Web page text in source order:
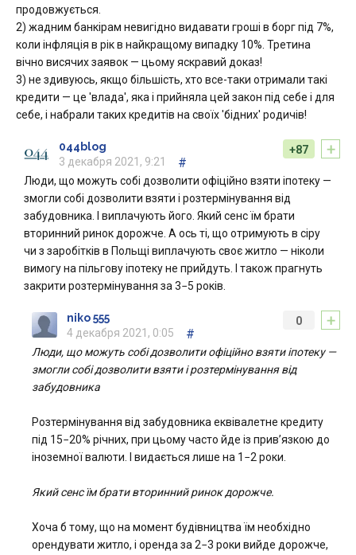
продовжується.
2) жадним банкірам невигідно видавати гроші в борг під 7%,
коли інфляція в рік в найкращому випадку 10%. Третина
вічно висячих заявок — цьому яскравий доказ!
3) не здивуюсь, якщо більшість, хто все-таки отримали такі
кредити — це 'влада', яка і прийняла цей закон під себе і для
себе, і набрали таких кредитів на своїх 'бідних' родичів!
+
+87
044blog
3 декабря 2021, 9:21
#
Люди, що можуть собі дозволити офіційно взяти іпотеку —
змогли собі дозволити взяти і розтермінування від
забудовника. І виплачують його. Який сенс їм брати
вторинний ринок дорожче. А ось ті, що отримують в сіру
чи з заробітків в Польщі виплачують своє житло — ніколи
вимогу на пільгову іпотеку не прийдуть. І також прагнуть
закрити розтермінування за 3−5 років.
+
0
niko 555
4 декабря 2021, 0:05
#
Люди, що можуть собі дозволити офіційно взяти іпотеку —
змогли собі дозволити взяти і розтермінування від
забудовника
Розтермінування від забудовника еквівалетне кредиту
під 15−20% річних, при цьому часто йде із прив’язкою до
іноземної валюти. І видається лише на 1−2 роки.
Який сенс їм брати вторинний ринок дорожче.
Хоча б тому, що на момент будівництва їм необхідно
орендувати житло, і оренда за 2−3 роки вийде дорожче,